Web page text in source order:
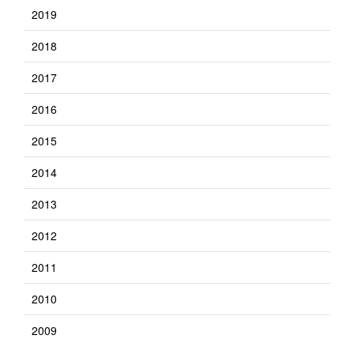
2019
2018
2017
2016
2015
2014
2013
2012
2011
2010
2009